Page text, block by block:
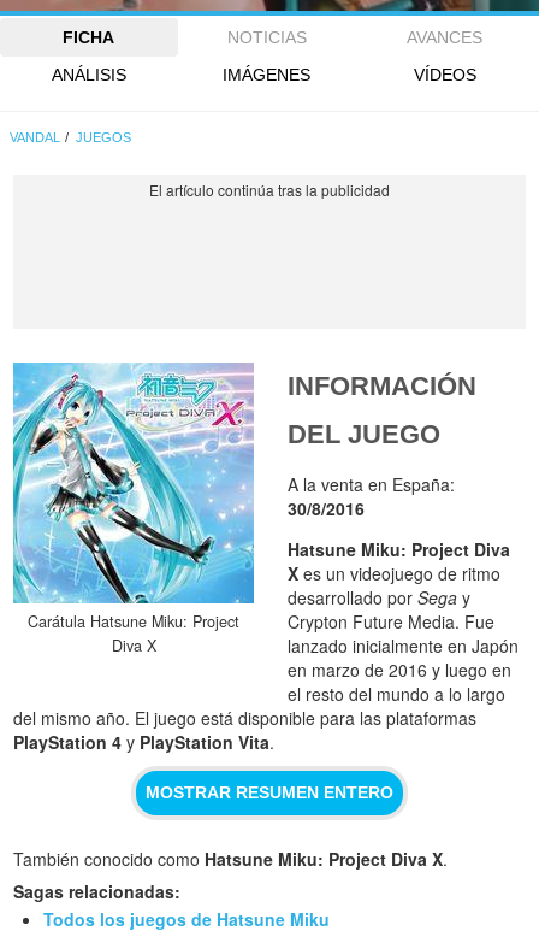
FICHA NOTICIAS
AVANCES
ANÁLISIS
IMÁGENES VÍDEOS
VANDAL JUEGOS
Carátula Hatsune Miku: Project
Diva X
INFORMACIÓN
DEL JUEGO
A la venta en España:
30/8/2016
Hatsune Miku: Project Diva
X es un videojuego de ritmo
desarrollado porSega y
Crypton Future Media. Fue
lanzado inicialmente en Japón
en marzo de 2016 y luego en
el resto del mundo a lo largo
del mismo año. El juego está disponible para las plataformas
PlayStation 4 y PlayStation Vita.
MOSTRAR RESUMEN ENTERO
También conocido como Hatsune Miku: Project Diva X.
Sagas relacionadas:
Todos los juegos de Hatsune Miku